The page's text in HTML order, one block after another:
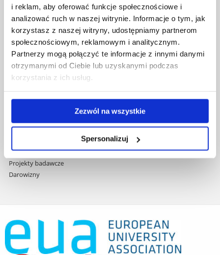
i reklam, aby oferować funkcje społecznościowe i
analizować ruch w naszej witrynie. Informacje o tym, jak
korzystasz z naszej witryny, udostępniamy partnerom
społecznościowym, reklamowym i analitycznym.
Partnerzy mogą połączyć te informacje z innymi danymi
otrzymanymi od Ciebie lub uzyskanymi podczas
korzystania z ich usług.
Zezwól na wszystkie
Spersonalizuj
przejdź
treści
Biblioteka
Wydawnictwo
Covid info
Studia podyplomowe
Praca na UR
Zamówienia publiczne
Fundusze strukturalne
Projekty współfinansowane przez UE
Dane kontaktowe
Deklaracja dostępności cyfrowej
Rachunek bankowy UR
Projekty badawcze
Darowizny